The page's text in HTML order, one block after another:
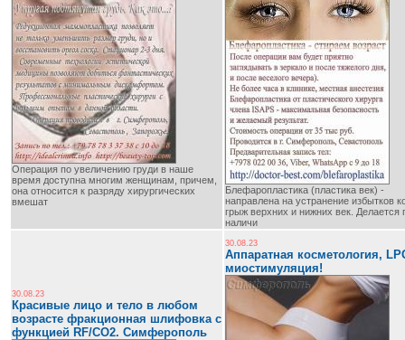
Операция по увеличению груди в наше
время доступна многим женщинам, причем,
она относится к разряду хирургических
вмешат
Блефаропластика (пластика век) -
направлена на устранение избытков
грыж верхних и нижних век. Делается
наличи
30.08.23
Красивые лицо и тело в любом
возрасте фракционная шлифовка с
функцией RF/CO2. Cимферополь
30.08.23
Аппаратная косметология,
миостимуляция!